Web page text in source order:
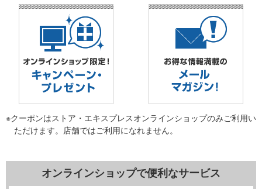
※クーポンはストア・エキスプレスオンラインショップのみご利用い
ただけます。店舗ではご利用になれません。
オンラインショップで便利なサービス